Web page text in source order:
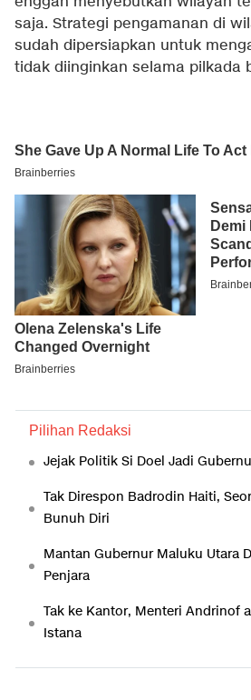
saja. Strategi pengamanan di
sudah dipersiapkan untuk
tidak diinginkan selama pilkada
Pilihan Redaksi
Jejak Politik Si Doel Jadi
Tak Direspon Badrodin Haiti,
Bunuh Diri
Mantan Gubernur Maluku Utara
Penjara
Tak ke Kantor, Menteri Andrinof
Istana